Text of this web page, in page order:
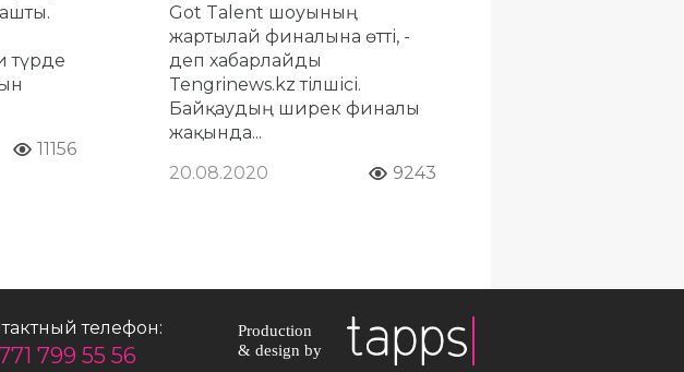
түрде
11156
Got Talent шоуының
жартылай финалына өтті, -
деп хабарлайды
Tengrinews.kz тілшісі.
Байқаудың ширек финалы
жақында...
20.08.2020
9243
телефон:
799 55 56